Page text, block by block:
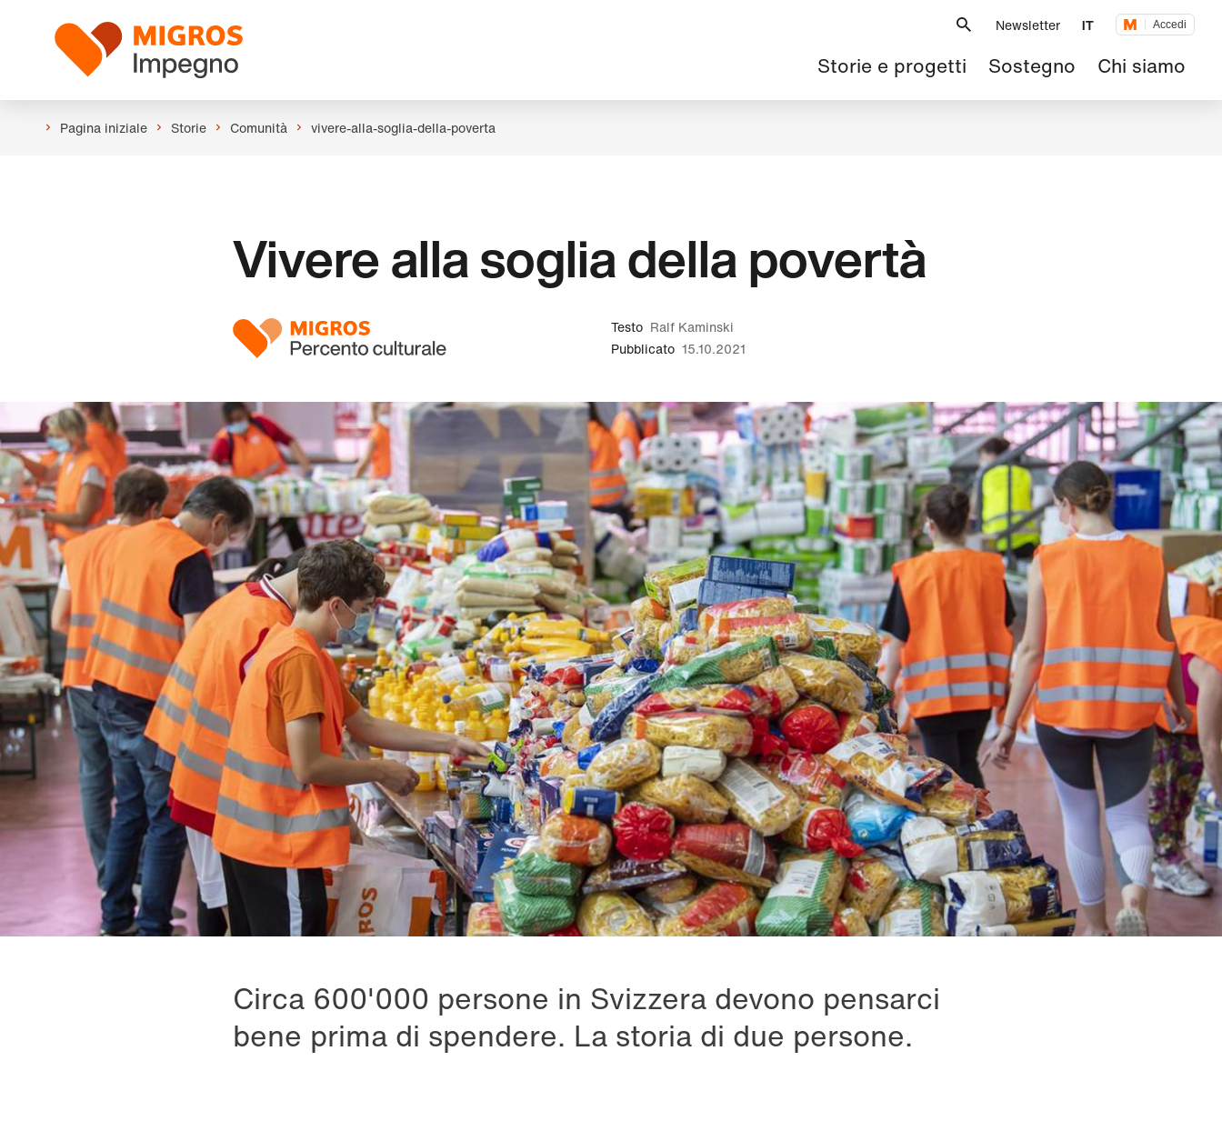
navigazione
Logo
Newsletter IT Accedi
Navigazione
principale
Storie e progetti Sostegno Chi siamo
Pagina iniziale Storie Comunità vivere-alla-soglia-della-poverta
Vivere alla soglia della povertà
Testo Ralf Kaminski
Pubblicato 15.10.2021
Circa 600'000 persone in Svizzera devono pensarci
bene prima di spendere. La storia di due persone.